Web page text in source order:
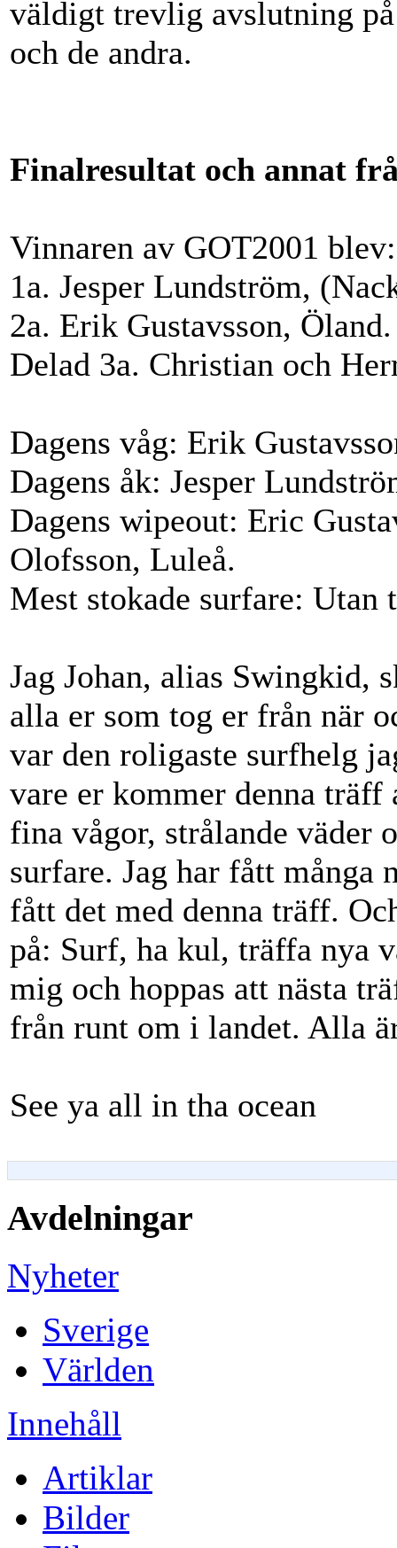
väldigt trevlig avslutning
och de andra.
Finalresultat och annat
Vinnaren av GOT2001 blev:
1a. Jesper Lundström,
2a. Erik Gustavsson, Öland.
Delad 3a. Christian och
Dagens våg: Erik
Dagens åk: Jesper
Dagens wipeout: Eric
Olofsson, Luleå.
Mest stokade surfare: Utan
Jag Johan, alias
alla er som tog er från när
var den roligaste surfhelg
vare er kommer denna
fina vågor, strålande väder
surfare. Jag har fått många
fått det med denna träff.
på: Surf, ha kul, träffa nya
mig och hoppas att nästa
från runt om i landet. Alla
See ya all in tha ocean
Avdelningar
Nyheter
Sverige
Världen
Innehåll
Artiklar
Bilder